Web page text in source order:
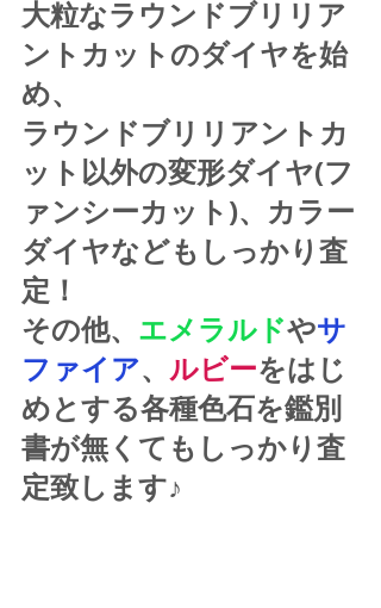
大粒なラウンドブリリア
ントカットのダイヤを始
め、
ラウンドブリリアントカ
ット以外の変形ダイヤ(フ
ァンシーカット)、カラー
ダイヤなどもしっかり査
定！
その他、 エメラルドやサ
ファイア、 ルビーをはじ
めとする各種色石を鑑別
書が無くてもしっかり査
定致します♪